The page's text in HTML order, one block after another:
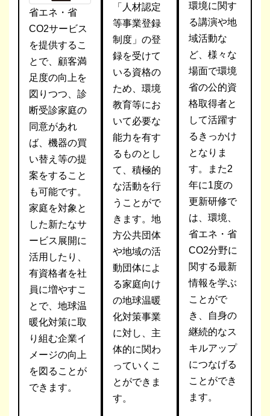
省エネ・省
CO2サービス
を提供するこ
とで、顧客満
足度の向上を
図りつつ、診
断受診家庭の
同意があれ
ば、機器の買
い替え等の提
案をすること
も可能です。
家庭を対象と
した新たなサ
ービス展開に
活用したり、
有資格者を社
員に増やすこ
とで、地球温
暖化対策に取
り組む企業イ
メージの向上
を図ることが
できます。
「人材認定
等事業登録
制度」の登
録を受けて
いる資格の
ため、環境
教育等にお
いて必要な
能力を有す
るものとし
て、積極的
な活動を行
うことがで
きます。地
方公共団体
や地域の活
動団体によ
る家庭向け
の地球温暖
化対策事業
に対し、主
体的に関わ
っていくこ
とができま
す。
環境に関す
る講演や地
域活動な
ど、様々な
場面で環境
省の公的資
格取得者と
して活躍す
るきっかけ
となりま
す。また2
年に1度の
更新研修で
は、環境、
省エネ・省
CO2分野に
関する最新
情報を学ぶ
ことがで
き、自身の
継続的なス
キルアップ
につなげる
ことができ
ます。